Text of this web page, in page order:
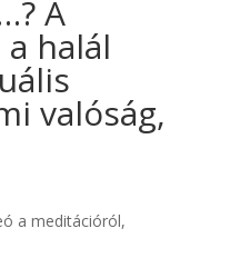
A
halál
valóság,
a meditációról,